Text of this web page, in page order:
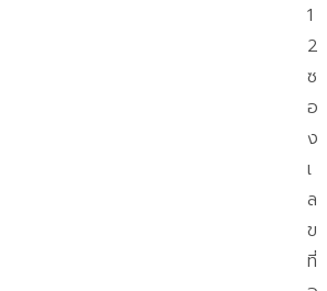
1
2
ซ
อ
ง
เ
ล
ข
ที่